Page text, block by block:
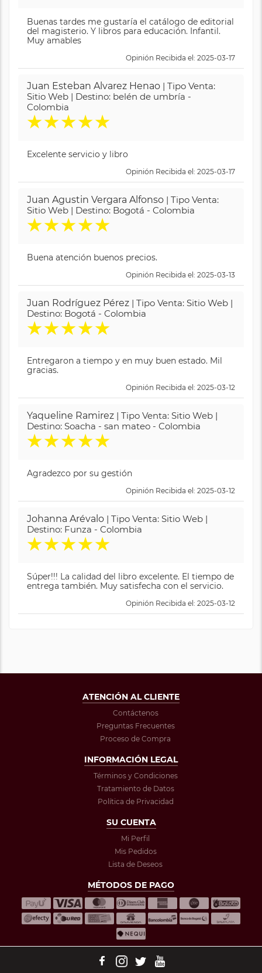
Buenas tardes me gustaría el catálogo de editorial
del magisterio. Y libros para educación. Infantil.
Muy amables
Opinión Recibida el: 2025-03-17
Juan Esteban Alvarez Henao | Tipo Venta:
Sitio Web | Destino: belén de umbría -
Colombia
★★★★★
Excelente servicio y libro
Opinión Recibida el: 2025-03-17
Juan Agustin Vergara Alfonso | Tipo Venta:
Sitio Web | Destino: Bogotá - Colombia
★★★★★
Buena atención buenos precios.
Opinión Recibida el: 2025-03-13
Juan Rodríguez Pérez | Tipo Venta: Sitio Web |
Destino: Bogotá - Colombia
★★★★★
Entregaron a tiempo y en muy buen estado. Mil
gracias.
Opinión Recibida el: 2025-03-12
Yaqueline Ramirez | Tipo Venta: Sitio Web |
Destino: Soacha - san mateo - Colombia
★★★★★
Agradezco por su gestión
Opinión Recibida el: 2025-03-12
Johanna Arévalo | Tipo Venta: Sitio Web |
Destino: Funza - Colombia
★★★★★
Súper!!! La calidad del libro excelente. El tiempo de
entrega también. Muy satisfecha con el servicio.
Opinión Recibida el: 2025-03-12
ATENCIÓN AL CLIENTE
Contáctenos
Preguntas Frecuentes
Proceso de Compra
INFORMACIÓN LEGAL
Términos y Condiciones
Tratamiento de Datos
Política de Privacidad
SU CUENTA
Mi Perfil
Mis Pedidos
Lista de Deseos
MÉTODOS DE PAGO